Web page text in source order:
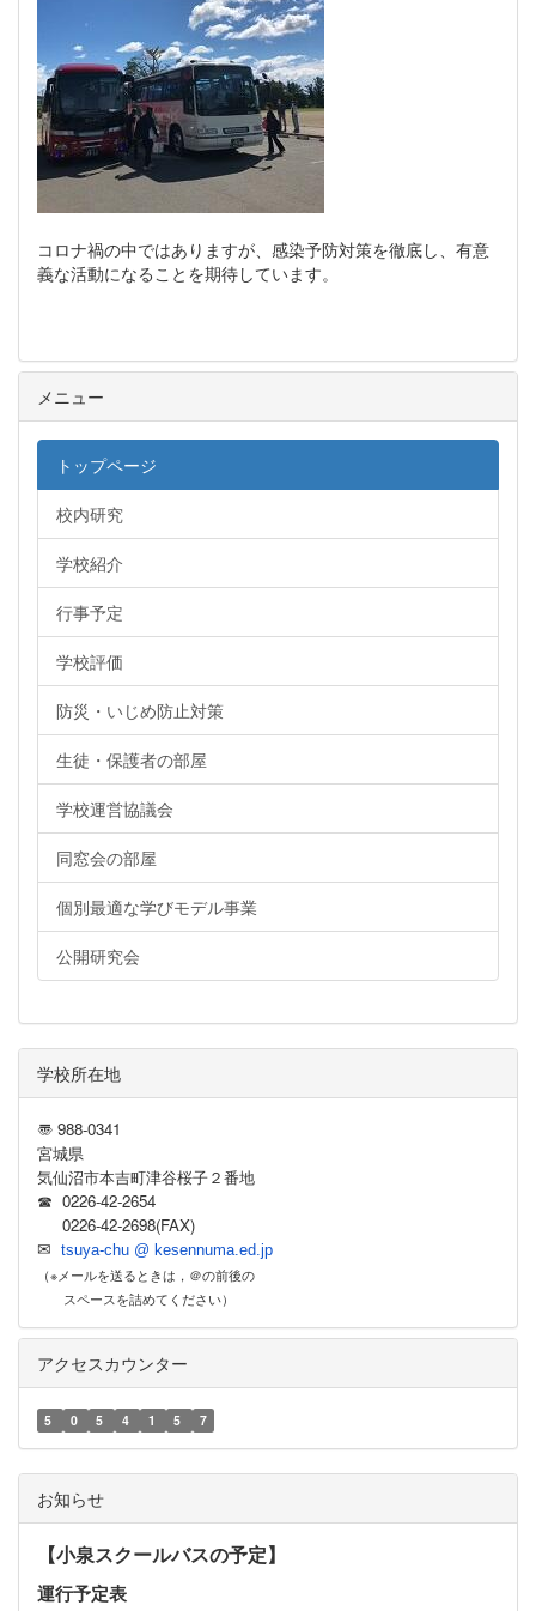
コロナ禍の中ではありますが、感染予防対策を徹底し、有意
義な活動になることを期待しています。
メニュー
トップページ
校内研究
学校紹介
行事予定
学校評価
防災・いじめ防止対策
生徒・保護者の部屋
学校運営協議会
同窓会の部屋
個別最適な学びモデル事業
公開研究会
学校所在地
〠 988-0341
宮城県
気仙沼市本吉町津谷桜子２番地
☎ 0226-42-2654
0226-42-2698(FAX)
✉ tsuya-chu @ kesennuma.ed.jp
（※メールを送るときは，＠の前後の
スペースを詰めてください）
アクセスカウンター
5 0 5 4 1 5 7
お知らせ
【小泉スクールバスの予定】
運行予定表